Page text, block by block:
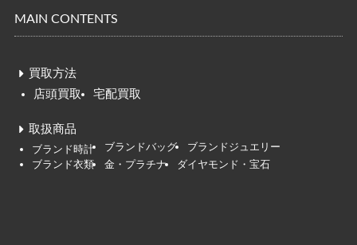
MAIN CONTENTS
買取方法
店頭買取
宅配買取
取扱商品
ブランド時計 ブランドバッグ
ブランドジュエリー
ブランド衣類
金・プラチナ ダイヤモンド・宝石